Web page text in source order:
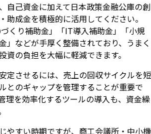
自己資金に加えて日本政策金融公庫の創
助成金を積極的に活用してください。
くり補助金」「IT導入補助金」「小規
」などが手厚く整備されており、うまく
資の負担を大幅に軽減できます。
定させるには、売上の回収サイクルを短
とのギャップを管理することが重要で
理を効率化するツールの導入も、資金繰
やすい時期ですが、商工会議所・中小機